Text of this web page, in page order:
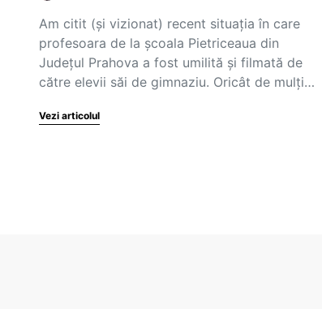
Am citit (și vizionat) recent situația în care
profesoara de la școala Pietriceaua din
Județul Prahova a fost umilită și filmată de
către elevii săi de gimnaziu. Oricât de mulți…
Vezi articolul